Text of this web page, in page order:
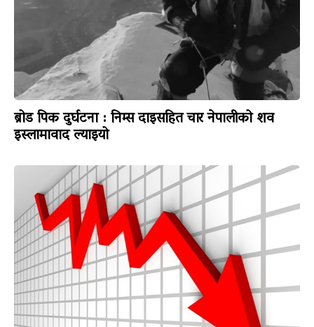
ब्रोड पिक दुर्घटना : निम्स दाइसहित चार नेपालीको शव
इस्लामावाद ल्याइयो